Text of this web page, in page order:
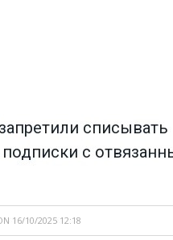
списывать
подписки с
16/10/2025 12:18